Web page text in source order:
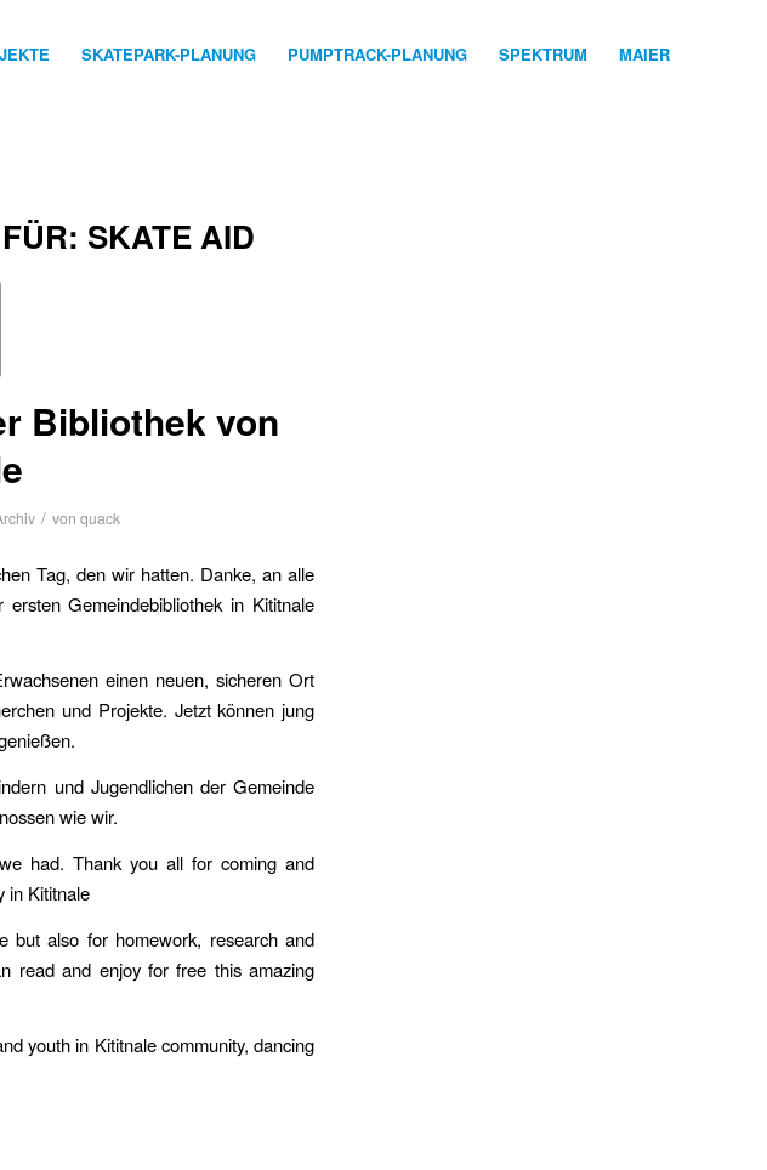
SKATEPARK-PLANUNG PUMPTRACK-PLANUNG SPEKTRUM MAIER
SKATE AID
Bibliothek von
/ von quack
Tag, den wir hatten. Danke, an alle
Gemeindebibliothek in Kititnale
einen neuen, sicheren Ort
und Projekte. Jetzt können jung
und Jugendlichen der Gemeinde
wie wir.
had. Thank you all for coming and
in Kititnale
but also for homework, research and
read and enjoy for free this amazing
youth in Kititnale community, dancing